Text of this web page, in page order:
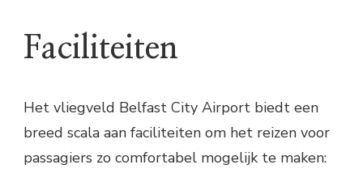
Faciliteiten
Het vliegveld Belfast City Airport biedt een
breed scala aan faciliteiten om het reizen voor
passagiers zo comfortabel mogelijk te maken: